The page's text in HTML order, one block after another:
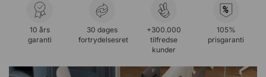
10 års
garanti
30 dages
fortrydelsesret
+300.000
tilfredse
kunder
%
105%
prisgaranti